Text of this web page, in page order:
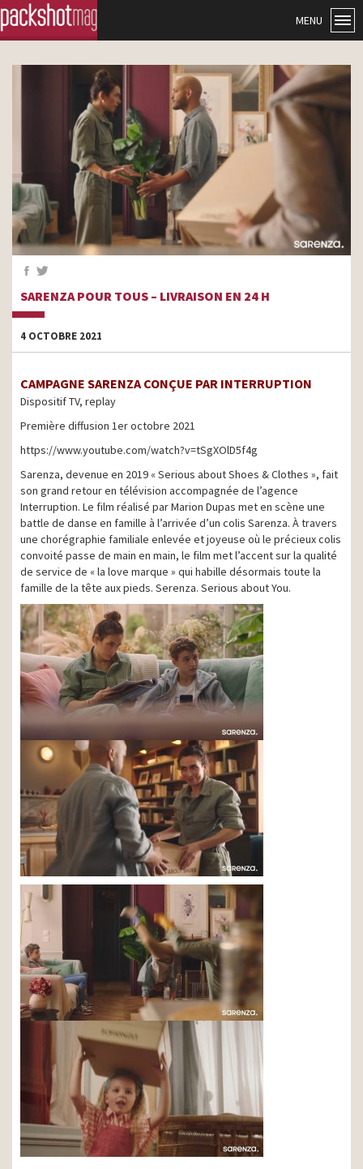
MENU
SARENZA POUR TOUS – LIVRAISON EN 24 H
4 OCTOBRE 2021
CAMPAGNE SARENZA CONÇUE PAR INTERRUPTION
Dispositif TV, replay
Première diffusion 1er octobre 2021
https://www.youtube.com/watch?v=tSgXOlD5f4g
Sarenza, devenue en 2019 « Serious about Shoes & Clothes », fait
son grand retour en télévision accompagnée de l’agence
Interruption. Le film réalisé par Marion Dupas met en scène une
battle de danse en famille à l’arrivée d’un colis Sarenza. À travers
une chorégraphie familiale enlevée et joyeuse où le précieux colis
convoité passe de main en main, le film met l’accent sur la qualité
de service de « la love marque » qui habille désormais toute la
famille de la tête aux pieds. Serenza. Serious about You.